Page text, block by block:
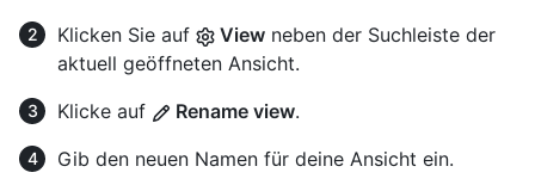
Klicken Sie auf
View neben der Suchleiste der
aktuell geöffneten Ansicht.
Klicke auf
Rename view.
Gib den neuen Namen für deine Ansicht ein.